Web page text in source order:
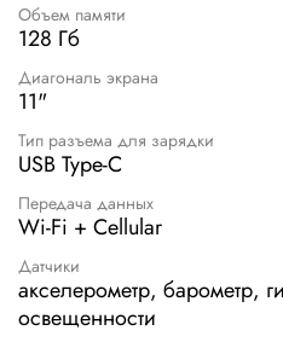
Объем памяти
128 Гб
Диагональ экрана
11"
Тип разъема для зарядки
USB Type-C
Передача данных
Wi-Fi + Cellular
Датчики
акселерометр, барометр,
освещенности